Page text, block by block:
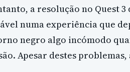
a resolução no Quest
numa experiência que
negro algo incómodo
Apesar destes